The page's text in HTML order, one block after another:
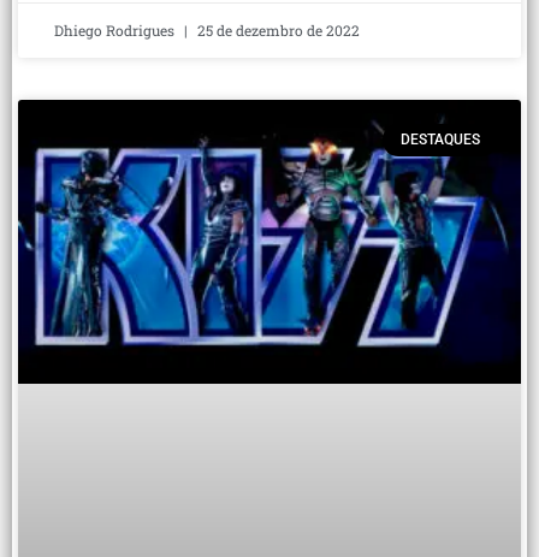
Dhiego Rodrigues 25 de dezembro de 2022
DESTAQUES